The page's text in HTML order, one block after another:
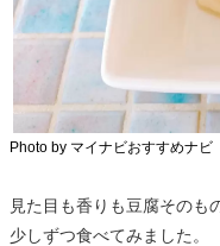
Photo by マイナビおすすめナビ
見た目も香りも豆腐そのも
少しずつ食べてみました。